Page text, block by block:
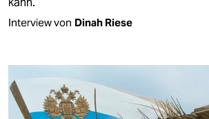
Interview von Dinah Riese